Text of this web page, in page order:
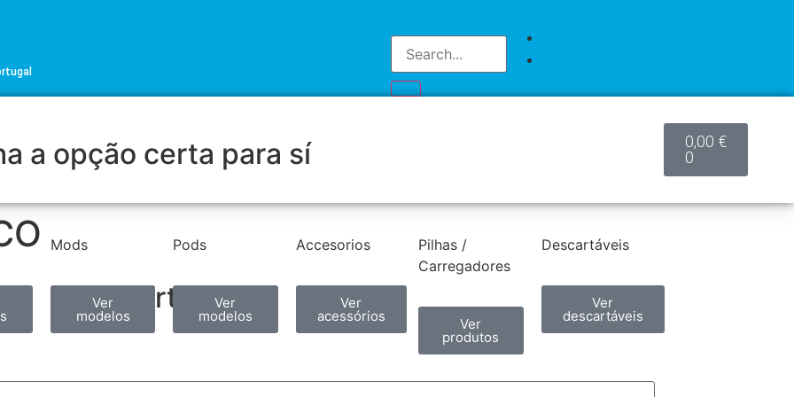
a opção certa para sí
Mods
Ver
modelos
Pods
Ver
modelos
Accesorios
Ver
acessórios
Pilhas /
Carregadores
Ver
produtos
Descartáveis
Ver
descartáveis
0,00 €
0
Partilhar